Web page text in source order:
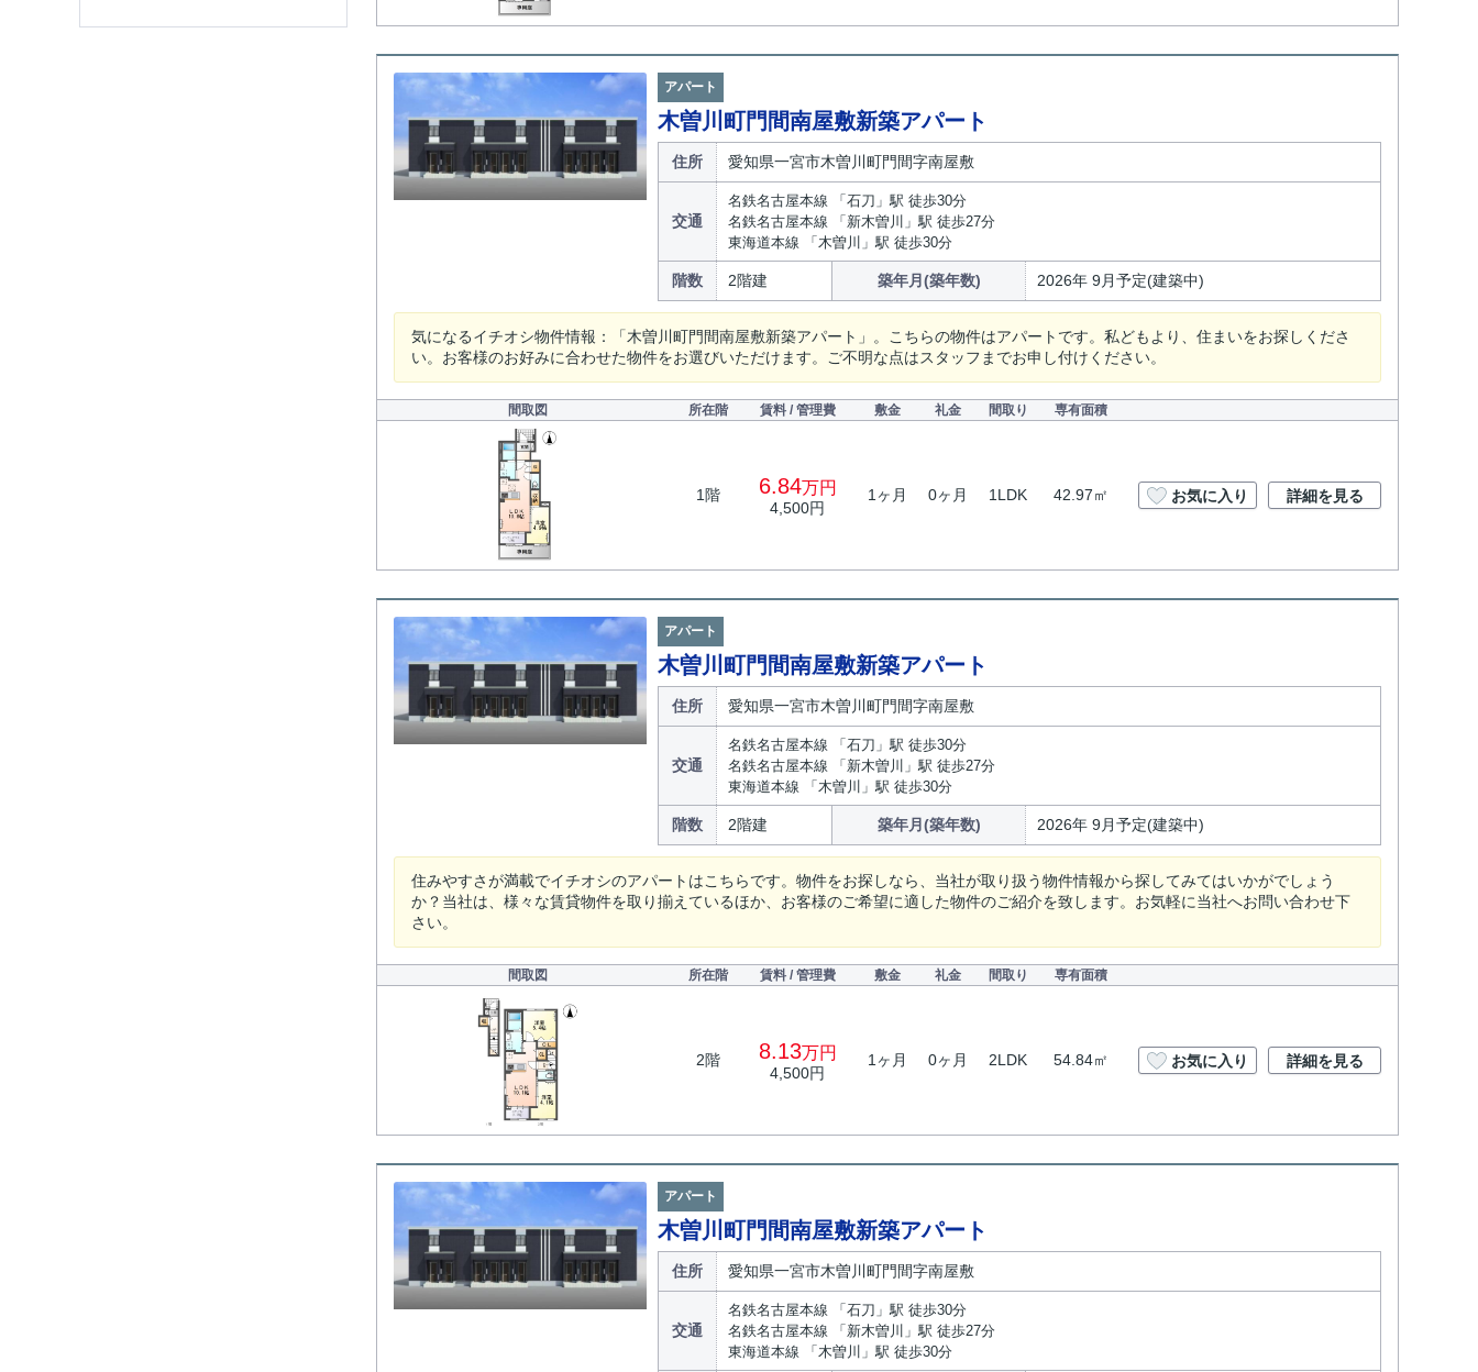
アパート
木曽川町門間南屋敷新築アパート
住所 愛知県一宮市木曽川町門間字南屋敷
交通
名鉄名古屋本線 「石刀」駅 徒歩30分
名鉄名古屋本線 「新木曽川」駅 徒歩27分
東海道本線 「木曽川」駅 徒歩30分
階数 2階建 築年月(築年数) 2026年 9月予定(建築中)
気になるイチオシ物件情報：「木曽川町門間南屋敷新築アパート」。こちらの物件はアパートです。私どもより、住まいをお探しくださ
い。お客様のお好みに合わせた物件をお選びいただけます。ご不明な点はスタッフまでお申し付けください。
間取図 所在階 賃料 / 管理費 敷金 礼金 間取り 専有面積
1階 6.84万円
4,500円
1ヶ月 0ヶ月 1LDK 42.97㎡ お気に入り 詳細を見る
アパート
木曽川町門間南屋敷新築アパート
住所 愛知県一宮市木曽川町門間字南屋敷
交通
名鉄名古屋本線 「石刀」駅 徒歩30分
名鉄名古屋本線 「新木曽川」駅 徒歩27分
東海道本線 「木曽川」駅 徒歩30分
階数 2階建 築年月(築年数) 2026年 9月予定(建築中)
住みやすさが満載でイチオシのアパートはこちらです。物件をお探しなら、当社が取り扱う物件情報から探してみてはいかがでしょう
か？当社は、様々な賃貸物件を取り揃えているほか、お客様のご希望に適した物件のご紹介を致します。お気軽に当社へお問い合わせ下
さい。
間取図 所在階 賃料 / 管理費 敷金 礼金 間取り 専有面積
2階 8.13万円
4,500円
1ヶ月 0ヶ月 2LDK 54.84㎡ お気に入り 詳細を見る
アパート
木曽川町門間南屋敷新築アパート
住所 愛知県一宮市木曽川町門間字南屋敷
交通
名鉄名古屋本線 「石刀」駅 徒歩30分
名鉄名古屋本線 「新木曽川」駅 徒歩27分
東海道本線 「木曽川」駅 徒歩30分